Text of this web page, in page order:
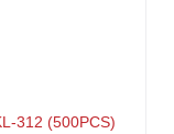
312 (500PCS)